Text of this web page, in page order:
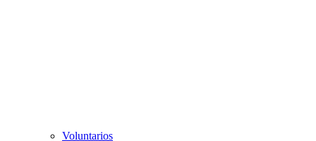
Voluntarios